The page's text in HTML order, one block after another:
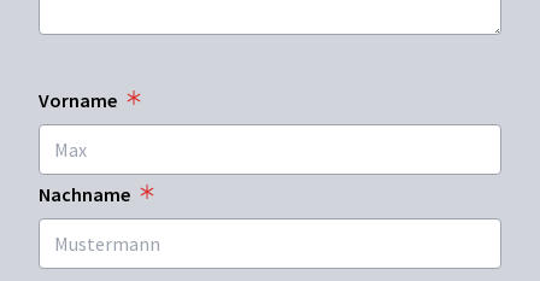
Vorname
Nachname